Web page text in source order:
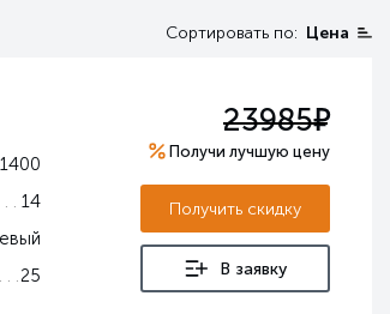
Сортировать по: Цена
1400
14
25
23985е
Получи лучшую цену
Получить скидку
В заявку